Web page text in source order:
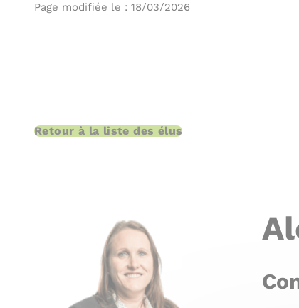
Page modifiée le : 18/03/2026
Retour à la liste des élus